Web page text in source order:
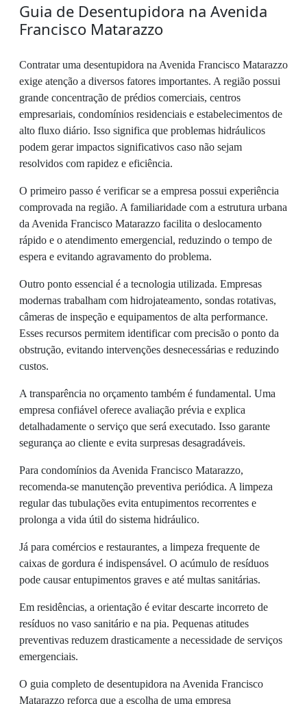
Guia de Desentupidora na Avenida
Francisco Matarazzo
Contratar uma desentupidora na Avenida Francisco Matarazzo
exige atenção a diversos fatores importantes. A região possui
grande concentração de prédios comerciais, centros
empresariais, condomínios residenciais e estabelecimentos de
alto fluxo diário. Isso significa que problemas hidráulicos
podem gerar impactos significativos caso não sejam
resolvidos com rapidez e eficiência.
O primeiro passo é verificar se a empresa possui experiência
comprovada na região. A familiaridade com a estrutura urbana
da Avenida Francisco Matarazzo facilita o deslocamento
rápido e o atendimento emergencial, reduzindo o tempo de
espera e evitando agravamento do problema.
Outro ponto essencial é a tecnologia utilizada. Empresas
modernas trabalham com hidrojateamento, sondas rotativas,
câmeras de inspeção e equipamentos de alta performance.
Esses recursos permitem identificar com precisão o ponto da
obstrução, evitando intervenções desnecessárias e reduzindo
custos.
A transparência no orçamento também é fundamental. Uma
empresa confiável oferece avaliação prévia e explica
detalhadamente o serviço que será executado. Isso garante
segurança ao cliente e evita surpresas desagradáveis.
Para condomínios da Avenida Francisco Matarazzo,
recomenda-se manutenção preventiva periódica. A limpeza
regular das tubulações evita entupimentos recorrentes e
prolonga a vida útil do sistema hidráulico.
Já para comércios e restaurantes, a limpeza frequente de
caixas de gordura é indispensável. O acúmulo de resíduos
pode causar entupimentos graves e até multas sanitárias.
Em residências, a orientação é evitar descarte incorreto de
resíduos no vaso sanitário e na pia. Pequenas atitudes
preventivas reduzem drasticamente a necessidade de serviços
emergenciais.
O guia completo de desentupidora na Avenida Francisco
Matarazzo reforça que a escolha de uma empresa